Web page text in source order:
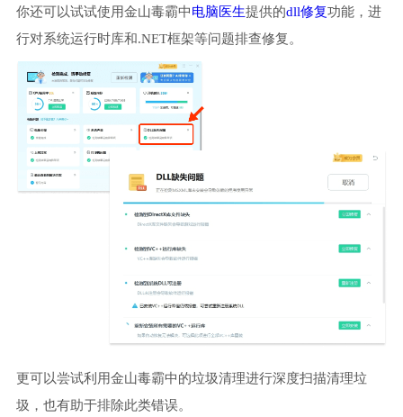
你还可以试试使用金山毒霸中电脑医生提供的dll修复功能，进
行对系统运行时库和.NET框架等问题排查修复。
更可以尝试利用金山毒霸中的垃圾清理进行深度扫描清理垃
圾，也有助于排除此类错误。